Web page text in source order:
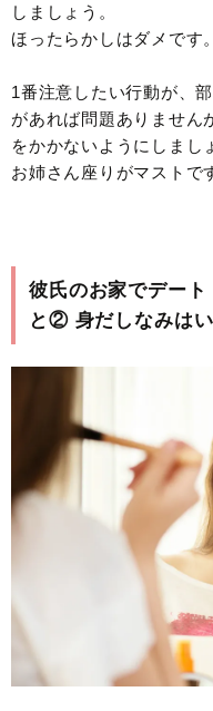
しましょう。
ほったらかしはダメです。
1番注意したい行動が、
があれば問題ありません
をかかないようにしまし
お姉さん座りがマストで
彼氏のお家でデー
と② 身だしなみは